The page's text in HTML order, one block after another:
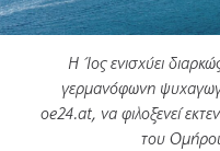
Η Ίος ενισχύει
γερμανόφωνη
oe24.at, να φιλοξενεί
του